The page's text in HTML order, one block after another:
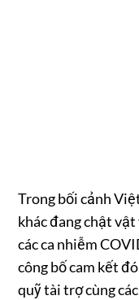
Trong bối cảnh
khác đang chật
các ca nhiễm
công bố cam kết
quỹ tài trợ cùng